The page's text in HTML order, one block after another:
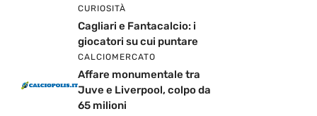
CURIOSITÀ
Cagliari e Fantacalcio: i
giocatori su cui puntare
CALCIOMERCATO
Affare monumentale tra
Juve e Liverpool, colpo da
65 milioni